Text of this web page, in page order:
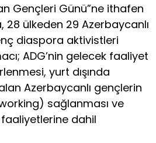
Gençleri Günü”ne ithafen
ülkeden 29 Azerbaycanlı
diaspora aktivistleri
ADG’nin gelecek faaliyet
yurt dışında
Azerbaycanlı gençlerin
sağlanması ve
dahil